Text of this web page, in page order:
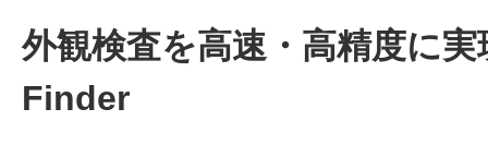
外観検査を高速・高精度に
Finder